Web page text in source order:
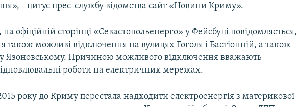
- цитує прес-службу відомства сайт «Новини Криму».
офіційній сторінці «Севастопольенерго» у Фейсбуці повідомляється,
також можливі відключення на вулицях Гоголя і Бастіонній, а також
Язоновському. Причиною можливого відключення вважають
роботи на електричних мережах.
року до Криму перестала надходити електроенергія з материкової